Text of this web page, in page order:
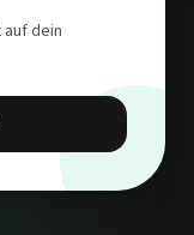
dein